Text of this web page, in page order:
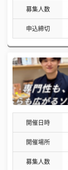
募集人数
申込締切
開催日時
開催場所
募集人数